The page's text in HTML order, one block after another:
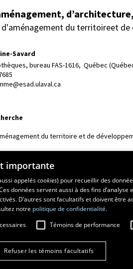
d'aménagement du territoireet de
Savard
bureau FAS-1616, Québec
du territoire et de
aménagement et développement
importante
appeléscookies) pour recueillir des
données servent aussi à des fins
D’autres sont facultatifs et doivent être
notre politique de confidentialité.
Témoins de performance
Refuser les témoins facultatifs